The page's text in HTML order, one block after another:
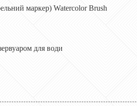
маркер) Watercolor Brush
для води